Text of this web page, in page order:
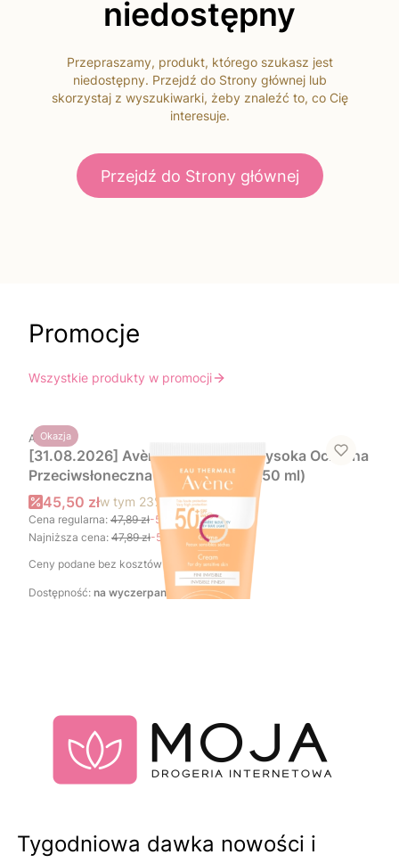
niedostępny
Przepraszamy, produkt, którego szukasz jest
niedostępny. Przejdź do Strony głównej lub
skorzystaj z wyszukiwarki, żeby znaleźć to, co Cię
interesuje.
Przejdź do Strony głównej
Promocje
Wszystkie produkty w promocji
Okazja
PRODUCENT
AVENE
[31.08.2026] Avène Sun Bardzo Wysoka Ochrona
Przeciwsłoneczna Krem SPF 50+ (50 ml)
Cena promocyjna brutto
45,50 złw tym 23%VAT
Cena regularna: 47,89 zł-5%
Najniższa cena: 47,89 zł-5%
Ceny podane bez kosztów dostawy.
Dostępność: na wyczerpaniu
Tygodniowa dawka nowości i